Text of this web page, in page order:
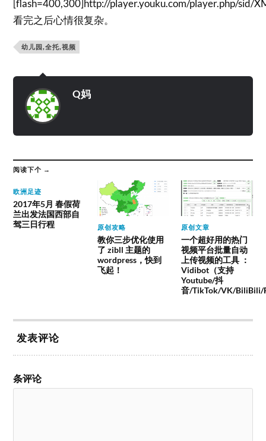
[flash=400,300]http://player.youku.com/player.php/sid/
看完之后心情很复杂。
幼儿园,全托,视频
Q妈
阅读下个 →
欧洲足迹
2017年5月 春假荷
兰出发法国西部自
驾三日行程
原创攻略
教你三步优化使用
了 zibll 主题的
wordpress，快到
飞起！
原创文章
一个超好用的热门
视频平台批量自动
上传视频的工具 ：
Vidibot（支持
Youtube/抖
音/TikTok/VK/BiliBili/
发表评论
条评论